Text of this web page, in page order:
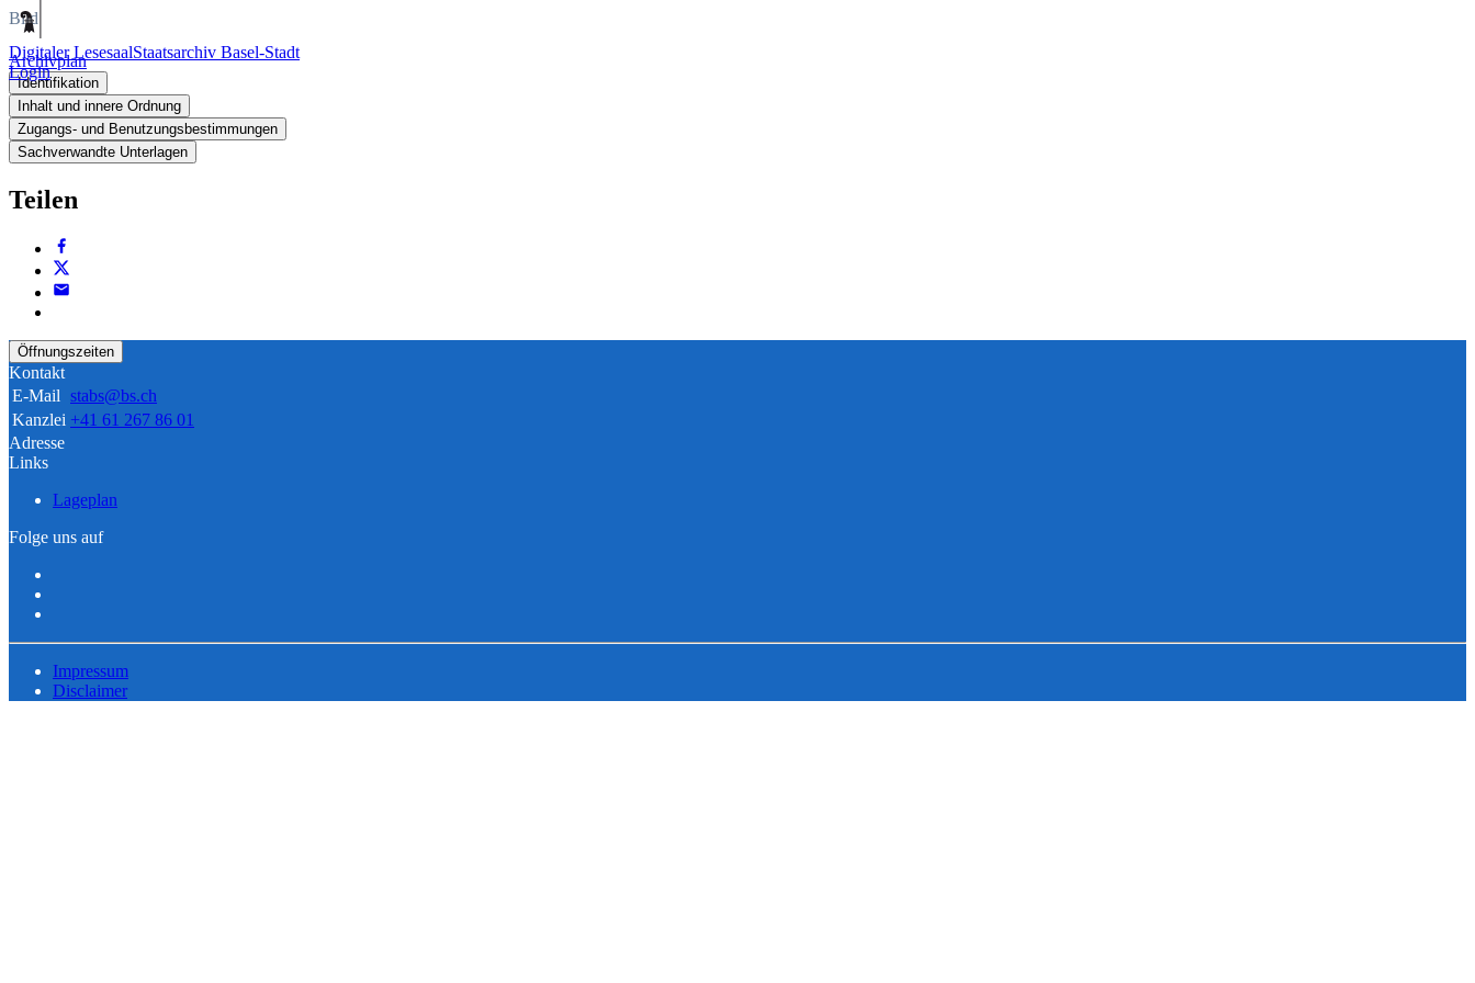
Digitaler LesesaalStaatsarchiv Basel-Stadt
Login
Bild
Archivplan
Identifikation
Inhalt und innere Ordnung
Zugangs- und Benutzungsbestimmungen
Sachverwandte Unterlagen
Teilen
Öffnungszeiten
Kontakt
E-Mail stabs@bs.ch
Kanzlei +41 61 267 86 01
Adresse
Links
Lageplan
Folge uns auf
Impressum
Disclaimer